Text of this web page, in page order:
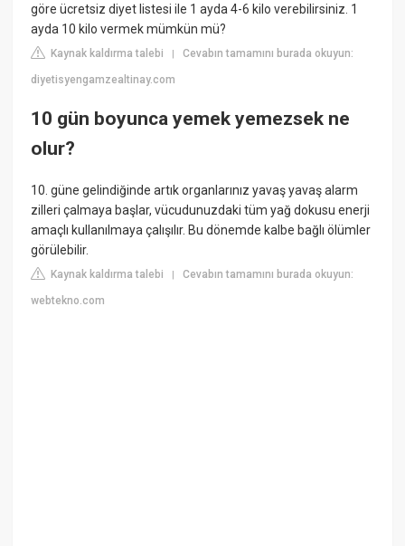
göre ücretsiz diyet listesi ile 1 ayda 4-6 kilo verebilirsiniz. 1
ayda 10 kilo vermek mümkün mü?
Kaynak kaldırma talebi |Cevabın tamamını burada okuyun:
diyetisyengamzealtinay.com
10 gün boyunca yemek yemezsek ne
olur?
10. güne gelindiğinde artık organlarınız yavaş yavaş alarm
zilleri çalmaya başlar, vücudunuzdaki tüm yağ dokusu enerji
amaçlı kullanılmaya çalışılır. Bu dönemde kalbe bağlı ölümler
görülebilir.
Kaynak kaldırma talebi |Cevabın tamamını burada okuyun:
webtekno.com